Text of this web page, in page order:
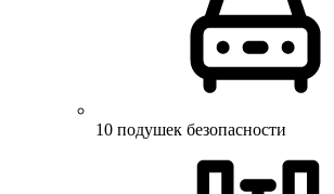
10 подушек безопасности